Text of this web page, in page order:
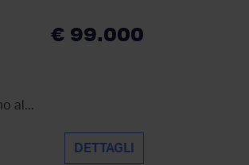
€ 99.000
al...
DETTAGLI